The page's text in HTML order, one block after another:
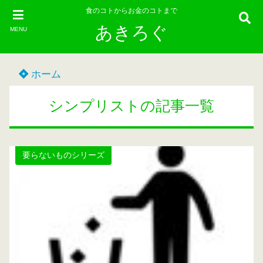
MENU
食のコトからお金のコトまで
あきろぐ
ホーム
シンプリストの記事一覧
要らないものシリーズ